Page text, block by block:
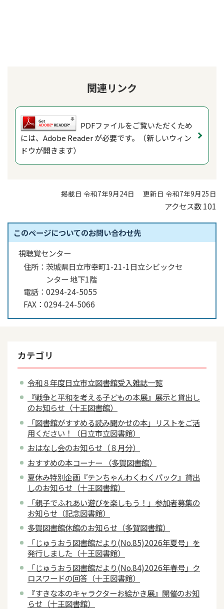
関連リンク
PDFファイルをご覧いただくため
には、Adobe Reader が必要です。（新しいウィン
ドウが開きます）
掲載日 令和7年9月24日 更新日 令和7年9月25日
アクセス数101
このページについてのお問い合わせ先
視聴覚センター
住所： 茨城県日立市幸町1-21-1日立シビックセ
ンター 地下1階
電話： 0294-24-5055
FAX： 0294-24-5066
カテゴリ
令和８年度日立市立図書館受入雑誌一覧
『戦争と平和を考える子どもの本展』展示と貸出し
のお知らせ（十王図書館）
「図書館がすすめる読み聞かせの本」リストをご活
用ください！（日立市立図書館）
おはなし会のお知らせ（８月分）
おすすめの本コーナー （多賀図書館）
夏休み特別企画『テンちゃんわくわくパック』貸出
しのお知らせ（十王図書館）
「親子でふれあい遊びを楽しもう！」参加者募集の
お知らせ（記念図書館）
多賀図書館休館のお知らせ（多賀図書館）
「じゅうおう図書館だより(No.85)2026年夏号」を
発行しました（十王図書館）
「じゅうおう図書館だより(No.84)2026年春号」ク
ロスワードの回答（十王図書館）
『すきな本のキャラクターお絵かき展』開催のお知
らせ（十王図書館）